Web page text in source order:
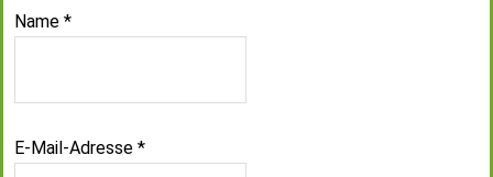
Name *
E-Mail-Adresse *